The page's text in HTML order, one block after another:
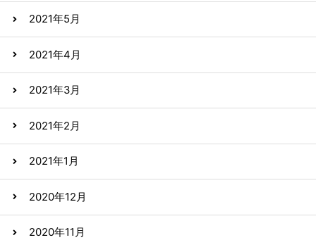
2021年5月
2021年4月
2021年3月
2021年2月
2021年1月
2020年12月
2020年11月